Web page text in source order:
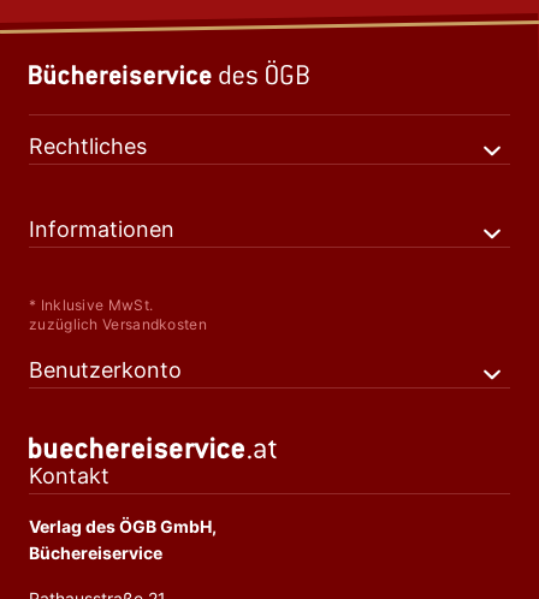
Rechtliches
Informationen
* Inklusive MwSt.
zuzüglich Versandkosten
Benutzerkonto
Kontakt
Verlag des ÖGB GmbH,
Büchereiservice